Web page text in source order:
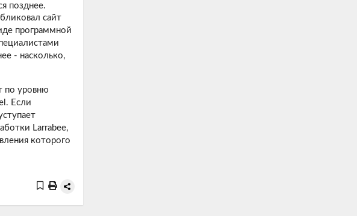
позднее.
сайт
программной
- насколько,
по уровню
Если
Larrabee,
которого